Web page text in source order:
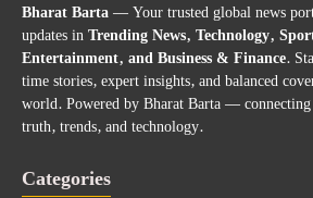
Bharat Barta— Your trusted global news
updates inTrending News, Technology,
Entertainment, and Business & Finance.
time stories, expert insights, and balanced
world. Powered by Bharat Barta —
truth, trends, and technology.
Categories